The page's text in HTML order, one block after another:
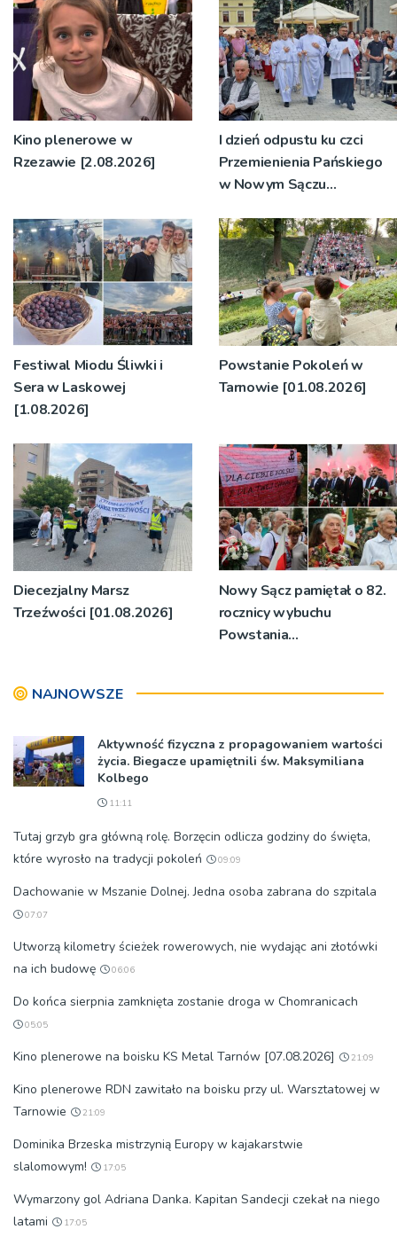
Kino plenerowe w
Rzezawie [2.08.2026]
I dzień odpustu ku czci
Przemienienia Pańskiego
w Nowym Sączu
Festiwal Miodu Śliwki i
Sera w Laskowej
[1.08.2026]
Powstanie Pokoleń w
Tarnowie [01.08.2026]
Diecezjalny Marsz
Trzeźwości [01.08.2026]
Nowy Sącz pamiętał o 82.
rocznicy wybuchu
Powstania
NAJNOWSZE
Aktywność fizyczna z propagowaniem wartości
życia. Biegacze upamiętnili św. Maksymiliana
Kolbego
11:11
Tutaj grzyb gra główną rolę. Borzęcin odlicza godziny do święta,
które wyrosło na tradycji pokoleń
09:09
Dachowanie w Mszanie Dolnej. Jedna osoba zabrana do szpitala
07:07
Utworzą kilometry ścieżek rowerowych, nie wydając ani złotówki
na ich budowę
06:06
Do końca sierpnia zamknięta zostanie droga w Chomranicach
05:05
Kino plenerowe na boisku KS Metal Tarnów [07.08.2026] 21:09
Kino plenerowe RDN zawitało na boisku przy ul. Warsztatowej w
Tarnowie
21:09
Dominika Brzeska mistrzynią Europy w kajakarstwie
slalomowym!
17:05
Wymarzony gol Adriana Danka. Kapitan Sandecji czekał na niego
latami
17:05